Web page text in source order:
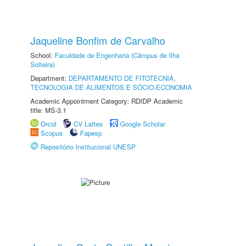
Jaqueline Bonfim de Carvalho
School: Faculdade de Engenharia (Câmpus de Ilha
Solteira)
Department: DEPARTAMENTO DE FITOTECNIA,
TECNOLOGIA DE ALIMENTOS E SÓCIO-ECONOMIA
Academic Appointment Category: RDIDP Academic
title: MS-3.1
Orcid
CV Lattes
Google Scholar
Scopus
Fapesp
Repositório Institucional UNESP